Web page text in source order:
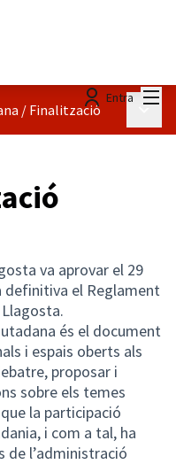
Entra
/ Finalització
va aprovar el 29
definitiva el Reglament
és el document
i espais oberts als
proposar i
sobre els temes
la participació
i com a tal, ha
de l’administració